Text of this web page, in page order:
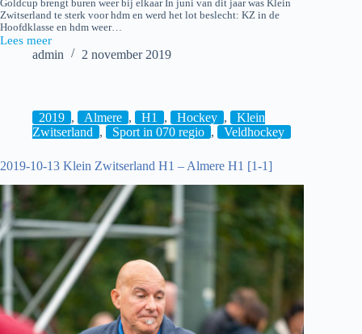
Goldcup brengt buren weer bij elkaar In juni van dit jaar was Klein
Zwitserland te sterk voor hdm en werd het lot beslecht: KZ in de
Hoofdklasse en hdm weer…
Lees meer
2019-
H1*
[1-
admin 2 november 2019
2019 , Almere , H1 , Hockey ,
Klein
Zwitserland , Sport in 070 regio , Veldhockey
2019-10-13 Klein Zwitserland H1 – Almere H1 [1-1]